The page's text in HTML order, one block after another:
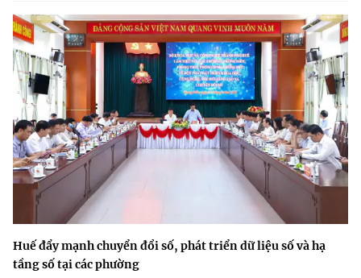
Huế đẩy mạnh chuyển đổi số, phát triển dữ liệu số và hạ
tầng số tại các phường